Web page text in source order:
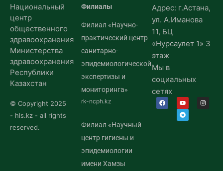
Национальный
центр
общественного
здравоохранения
Министерства
здравоохранения
Республики
Казахстан
© Copyright 2025
- hls.kz - all rights
reserved.
Филиалы
Филиал «Научно-
практический центр
санитарно-
эпидемиологической
экспертизы и
мониторинга»
rk-ncph.kz
Филиал «Научный
центр гигиены и
эпидемиологии
имени Хамзы
Адрес: г.Астана,
ул. А.Иманова
11, БЦ
«Нурсаулет 1» 3
этаж
Мы в
социальных
сетях